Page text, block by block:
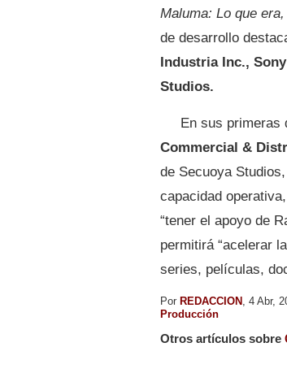
Maluma: Lo que
de desarrollo
Industria Inc.,
Studios.
En sus primeras
Commercial &
de Secuoya
capacidad
“tener el apoyo de
permitirá “acelerar
series, películas,
Por REDACCION , 4 Abr,
Producción
Otros artículos sobre